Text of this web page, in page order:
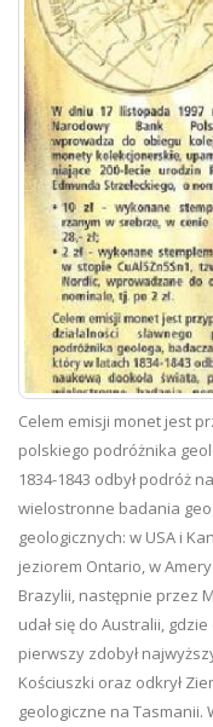
Celem emisji monet jest
polskiego podróżnika
1834-1843 odbył podróż
wielostronne badania
geologicznych: w USA i
jeziorem Ontario, w
Brazylii, następnie przez
udał się do Australii, gdzie
pierwszy zdobył
Kościuszki oraz odkrył
geologiczne na Tasmanii.